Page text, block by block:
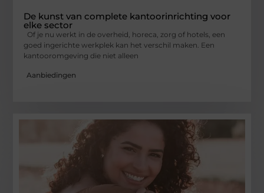
De kunst van complete kantoorinrichting voor
elke sector
Of je nu werkt in de overheid, horeca, zorg of hotels, een
goed ingerichte werkplek kan het verschil maken. Een
kantooromgeving die niet alleen
Aanbiedingen